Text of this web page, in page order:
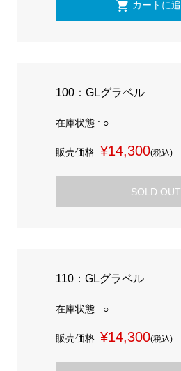
100：GLグラベル
在庫状態 : ○
販売価格 ¥14,300(税込)
SOLD OUT
110：GLグラベル
在庫状態 : ○
販売価格 ¥14,300(税込)